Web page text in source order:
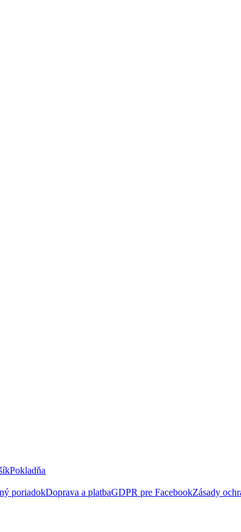
Pokladňa
poriadokDoprava a platbaGDPR pre FacebookZásady